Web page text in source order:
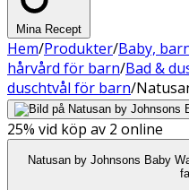
Mina Recept
Hem/Produkter/Baby,
hårvård för barn/Bad &
duschtvål för barn/
25% vid köp av 2 online
Natusan by Johnsons Baby